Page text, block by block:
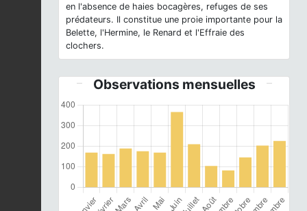
en l'absence de haies bocagères, refuges de ses
prédateurs. Il constitue une proie importante pour la
Belette, l'Hermine, le Renard et l'Effraie des
clochers.
Observations mensuelles